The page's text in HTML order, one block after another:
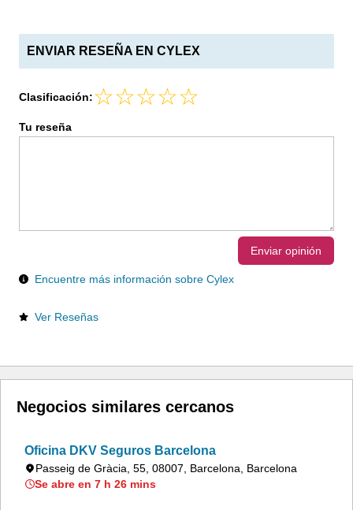
ENVIAR RESEÑA EN CYLEX
Clasificación:
Tu reseña
Enviar opinión
Encuentre más información sobre Cylex
Ver Reseñas
Negocios similares cercanos
Oficina DKV Seguros Barcelona
Passeig de Gràcia, 55, 08007, Barcelona, Barcelona
Se abre en 7 h 26 mins